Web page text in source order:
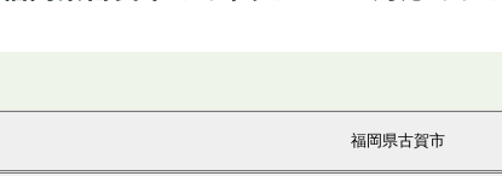
福岡県古賀市